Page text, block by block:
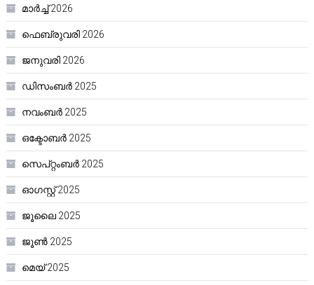
മാർച്ച്‌ 2026
ഫെബ്രുവരി 2026
ജനുവരി 2026
ഡിസംബർ 2025
നവംബർ 2025
ഒക്ടോബർ 2025
സെപ്റ്റംബർ 2025
ഓഗസ്റ്റ്‌ 2025
ജൂലൈ 2025
ജൂൺ 2025
മെയ്‌ 2025